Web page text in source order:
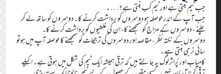
جب ٹیم بنتی ہے اور ٹیم کب بنتی ہے؟ ….
جب آپ کے اندر حوصلہ ہو دوسروں کو برداشت کرنے کا۔ دوسروں کو ساتھ لے کر
چلنے ، دوسروں کے مزاج کو سمجھنے کا، ان کی غلطیوں کو برداشت کرنے کا۔
دوسروں کے نکتہ نظر ، مقاصد اور دوسروں کی ترجیحات کو سمجھنے کا حوصلہ آپ میں ہوتو
سائی نرجی بنتی ہے۔
کامیاب اور پُراثر لوگ یہ جانتے ہیں کہ ترقی ہمیشہ ایک ٹیم کی شکل میں ہوتی ہے۔ اکیلے